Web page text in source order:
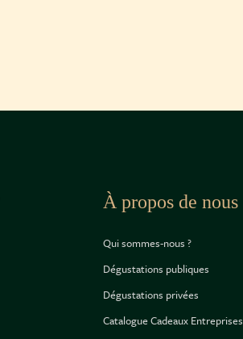
À propos de nous
Qui sommes-nous ?
Dégustations publiques
Dégustations privées
Catalogue Cadeaux Entreprises